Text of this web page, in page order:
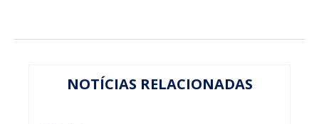
NOTÍCIAS RELACIONADAS